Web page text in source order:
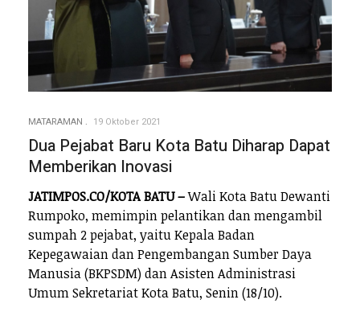
MATARAMAN 19 Oktober 2021
Dua Pejabat Baru Kota Batu Diharap Dapat
Memberikan Inovasi
JATIMPOS.CO/KOTA BATU –Wali Kota Batu Dewanti
Rumpoko, memimpin pelantikan dan mengambil
sumpah 2 pejabat, yaitu Kepala Badan
Kepegawaian dan Pengembangan Sumber Daya
Manusia (BKPSDM) dan Asisten Administrasi
Umum Sekretariat Kota Batu, Senin (18/10).